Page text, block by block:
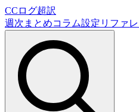
CCログ超訳
週次まとめコラム設定リファ